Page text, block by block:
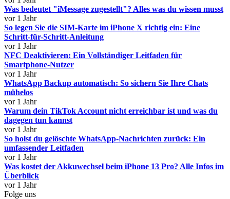
Was bedeutet "iMessage zugestellt"? Alles was du wissen musst
vor 1 Jahr
So legen Sie die SIM-Karte im iPhone X richtig ein: Eine
Schritt-für-Schritt-Anleitung
vor 1 Jahr
NFC Deaktivieren: Ein Vollständiger Leitfaden für
Smartphone-Nutzer
vor 1 Jahr
WhatsApp Backup automatisch: So sichern Sie Ihre Chats
mühelos
vor 1 Jahr
Warum dein TikTok Account nicht erreichbar ist und was du
dagegen tun kannst
vor 1 Jahr
So holst du gelöschte WhatsApp-Nachrichten zurück: Ein
umfassender Leitfaden
vor 1 Jahr
Was kostet der Akkuwechsel beim iPhone 13 Pro? Alle Infos im
Überblick
vor 1 Jahr
Folge uns